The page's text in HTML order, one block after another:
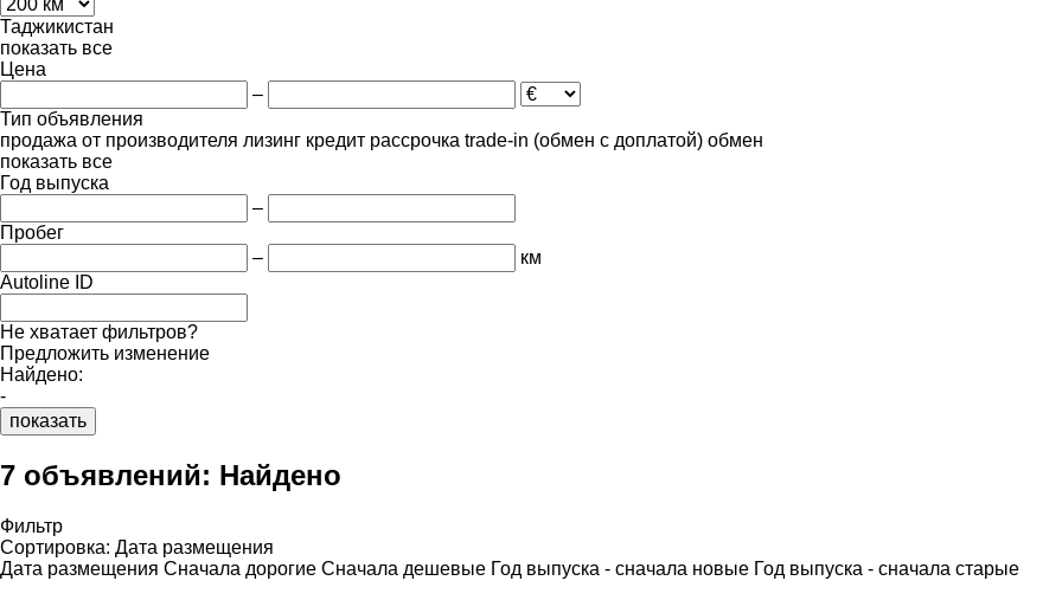
Таджикистан
показать все
Цена
–
Тип объявления
продажа от производителя лизинг кредит рассрочка trade-in (обмен с доплатой) обмен
показать все
Год выпуска
–
Пробег
–
км
Autoline ID
Не хватает фильтров?
Предложить изменение
Найдено:
-
показать
7 объявлений: Найдено
Фильтр
Сортировка: Дата размещения
Дата размещения Сначала дорогие Сначала дешевые Год выпуска - сначала новые Год выпуска - сначала старые